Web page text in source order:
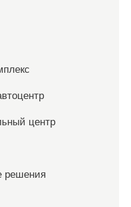
центр
решения